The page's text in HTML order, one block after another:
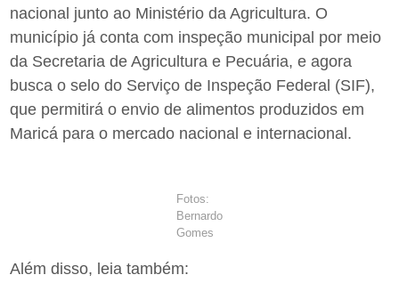
nacional junto ao Ministério da Agricultura. O
município já conta com inspeção municipal por meio
da Secretaria de Agricultura e Pecuária, e agora
busca o selo do Serviço de Inspeção Federal (SIF),
que permitirá o envio de alimentos produzidos em
Maricá para o mercado nacional e internacional.
Fotos:
Bernardo
Gomes
Além disso, leia também: